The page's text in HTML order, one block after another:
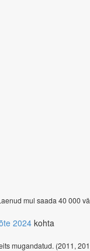
mul saada 40 000
2024kohta
mugandatud. (2011,